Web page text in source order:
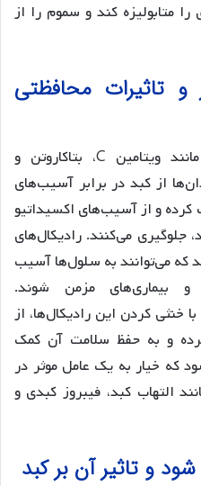
متابولیزه کند و سموم را از
و تاثیرات محافظتی
خیار حاوی آنتی‌اکسیدان‌هایی مانند ویتامین C، بتاکاروتن و
از کبد در برابر آسیب‌های
کرده و از آسیب‌های اکسیداتیو
جلوگیری می‌کنند. رادیکال‌های
که می‌توانند به سلول‌ها آسیب
بیماری‌های مزمن شوند.
خنثی کردن این رادیکال‌ها، از
و به حفظ سلامت آن کمک
که خیار به یک عامل موثر در
التهاب کبد، فیبروز کبدی و
و تاثیر آن بر کبد